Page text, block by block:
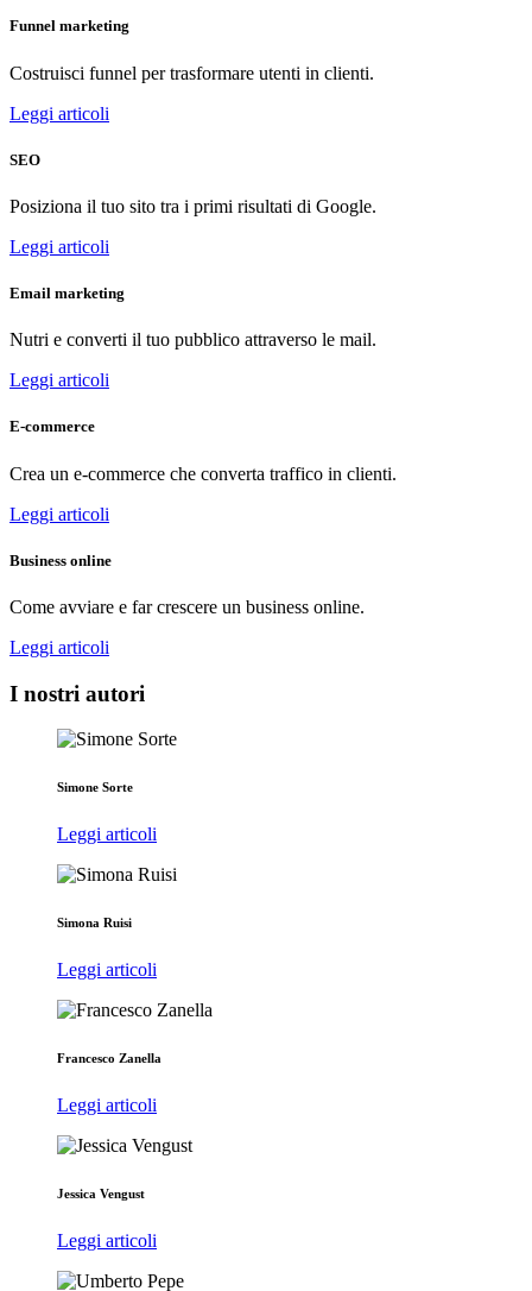
Funnel marketing
Costruisci funnel per trasformare utenti in clienti.
Leggi articoli
SEO
Posiziona il tuo sito tra i primi risultati di Google.
Leggi articoli
Email marketing
Nutri e converti il tuo pubblico attraverso le mail.
Leggi articoli
E-commerce
Crea un e-commerce che converta traffico in clienti.
Leggi articoli
Business online
Come avviare e far crescere un business online.
Leggi articoli
I nostri autori
Simone Sorte
Leggi articoli
Simona Ruisi
Leggi articoli
Francesco Zanella
Leggi articoli
Jessica Vengust
Leggi articoli